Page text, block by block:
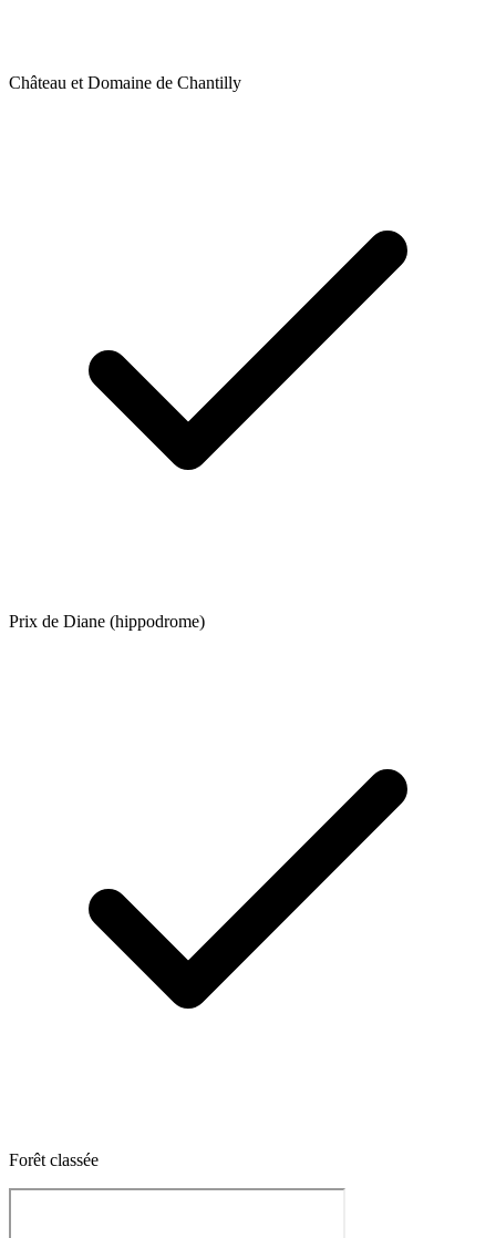
Château et Domaine de Chantilly
Prix de Diane (hippodrome)
Forêt classée